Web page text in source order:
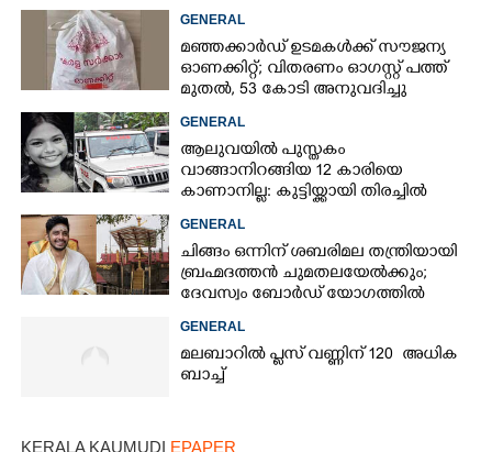
GENERAL
മഞ്ഞക്കാർഡ് ഉടമകൾക്ക് സൗജന്യ
ഓണക്കിറ്റ്; വിതരണം ഓഗസ്റ്റ് പത്ത്
മുതൽ, 53 കോടി അനുവദിച്ചു
GENERAL
ആലുവയിൽ പുസ്തകം
വാങ്ങാനിറങ്ങിയ 12 കാരിയെ
കാണാനില്ല: കുട്ടിയ്ക്കായി തിരച്ചിൽ
GENERAL
ചിങ്ങം ഒന്നിന് ശബരിമല തന്ത്രിയായി
ബ്രഹ്മദത്തൻ ചുമതലയേൽക്കും;
ദേവസ്വം ബോർഡ് യോഗത്തിൽ
GENERAL
മലബാറിൽ പ്ലസ് വണ്ണിന് 120 അധിക
ബാച്ച്
KERALA KAUMUDI EPAPER